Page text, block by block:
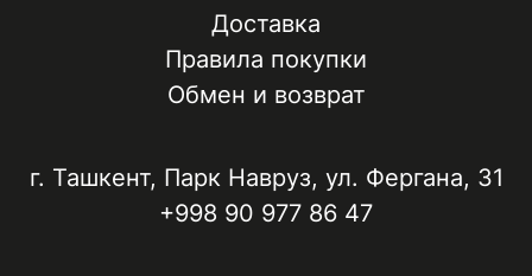
Доставка
Правила покупки
Обмен и возврат
г. Ташкент, ​Парк Навруз​, ул. Фергана, 31
+998 90 977 86 47